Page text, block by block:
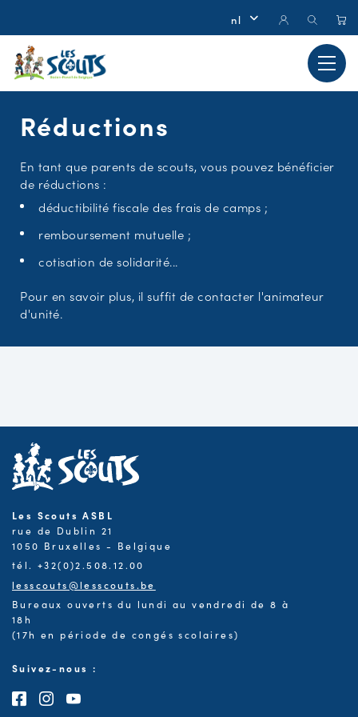
Réductions
En tant que parents de scouts, vous pouvez bénéficier
de réductions :
déductibilité fiscale des frais de camps ;
remboursement mutuelle ;
cotisation de solidarité...
Pour en savoir plus, il suffit de contacter l'animateur
d'unité.
Les Scouts ASBL
rue de Dublin 21
1050 Bruxelles - Belgique
tél. +32(0)2.508.12.00
lesscouts@lesscouts.be
Bureaux ouverts du lundi au vendredi de 8 à
18h
(17h en période de congés scolaires)
Suivez-nous :
Consultez notre page Facebook
Consultez notre page Instagram
Consultez notre chaîne Youtube